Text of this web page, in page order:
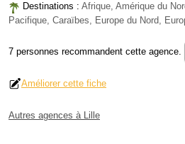
Destinations : Afrique, Amérique du
Pacifique, Caraïbes, Europe du Nord,
7 personnes recommandent cette agence.
Améliorer cette fiche
Autres agences à Lille